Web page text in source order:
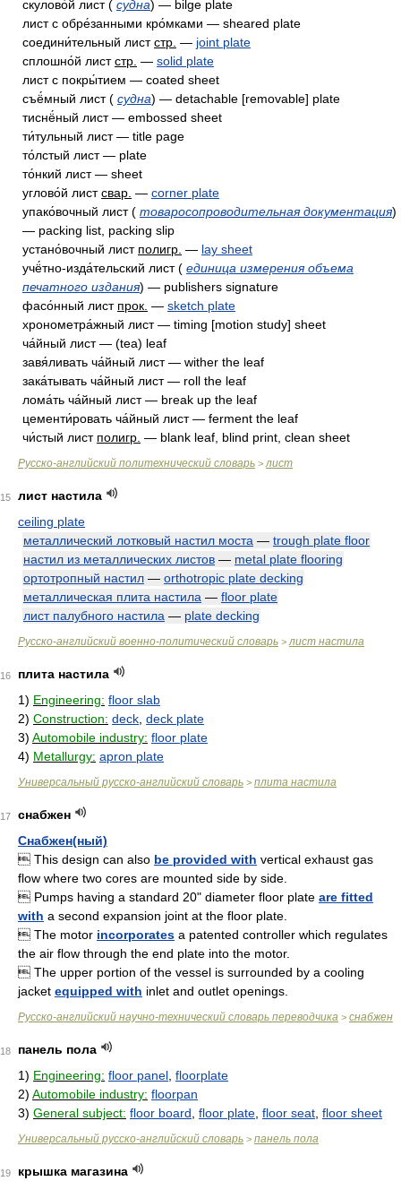
скулово́й лист ( судна) — bilge plate
лист с обре́занными кро́мками — sheared plate
соедини́тельный листстр. — joint plate
сплошно́й листстр. — solid plate
лист с покры́тием — coated sheet
съё́мный лист ( судна) — detachable [removable] plate
тиснё́ный лист — embossed sheet
ти́тульный лист — title page
то́лстый лист — plate
то́нкий лист — sheet
углово́й листсвар. — corner plate
упако́вочный лист ( товаросопроводительная документация)
— packing list, packing slip
устано́вочный лист полигр. — lay sheet
учё́тно-изда́тельский лист ( единица измерения объема
печатного издания) — publishers signature
фасо́нный лист прок. — sketch plate
хронометра́жный лист — timing [motion study] sheet
ча́йный лист — (tea) leaf
завя́ливать ча́йный лист — wither the leaf
зака́тывать ча́йный лист — roll the leaf
лома́ть ча́йный лист — break up the leaf
цементи́ровать ча́йный лист — ferment the leaf
чи́стый лист полигр. — blank leaf, blind print, clean sheet
Русско-английский политехнический словарь > лист
15
лист настила
ceiling plate
металлический лотковый настил моста — trough plate floor
настил из металлических листов — metal plate flooring
ортотропный настил — orthotropic plate decking
металлическая плита настила — floor plate
лист палубного настила — plate decking
Русско-английский военно-политический словарь > лист настила
16
плита настила
1) Engineering: floor slab
2) Construction: deck deck plate
3) Automobile industry: floor plate
4) Metallurgy: apron plate
Универсальный русско-английский словарь > плита настила
17
снабжен
Снабжен(ный)
 This design can also be provided with vertical exhaust gas
flow where two cores are mounted side by side.
 Pumps having a standard 20" diameter floor plate are fitted
with a second expansion joint at the floor plate.
 The motor incorporates a patented controller which regulates
the air flow through the end plate into the motor.
 The upper portion of the vessel is surrounded by a cooling
jacket equipped with inlet and outlet openings.
Русско-английский научно-технический словарь переводчика > снабжен
18
панель пола
1) Engineering: floor panel floorplate
2) Automobile industry: floorpan
3) General subject: floor board floor plate floor seat floor sheet
Универсальный русско-английский словарь > панель пола
19
крышка магазина